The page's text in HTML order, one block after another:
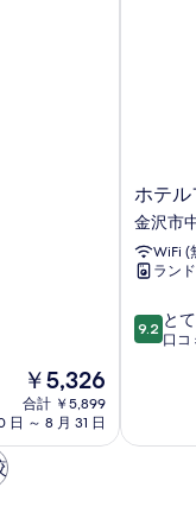
現
在
の
￥5,326
合計 ￥5,899
日 ～ 8 月 31 日
ホ
テ
ル
フ
ォ
ツ
ァ
市
ホテ
金沢市
WiFi (
ラン
10
段
て
9.2 と
口コ